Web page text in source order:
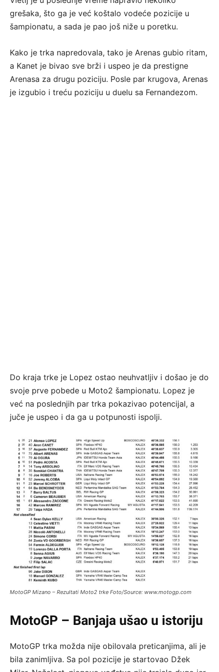
grešaka, što ga je već koštalo vodeće pozicije u
šampionatu, a sada je pao još niže u poretku.
Kako je trka napredovala, tako je Arenas gubio ritam,
a Kanet je bivao sve brži i uspeo je da prestigne
Arenasa za drugu poziciju. Posle par krugova, Arenas
je izgubio i treću poziciju u duelu sa Fernandezom.
Do kraja trke je Lopez ostao neuhvatljiv i došao je do
svoje prve pobede u Moto2 šampionatu. Lopez je
već na poslednjih par trka pokazivao potencijal, a
juče je uspeo i da ga u potpunosti ispolji.
MotoGP Mizano – Rezultati Moto2 trke Foto/Source: www.motogp.com
MotoGP – Banjaja ušao u istoriju
MotoGP trka možda nije obilovala preticanjima, ali je
bila zanimljiva. Sa pol pozicije je startovao Džek